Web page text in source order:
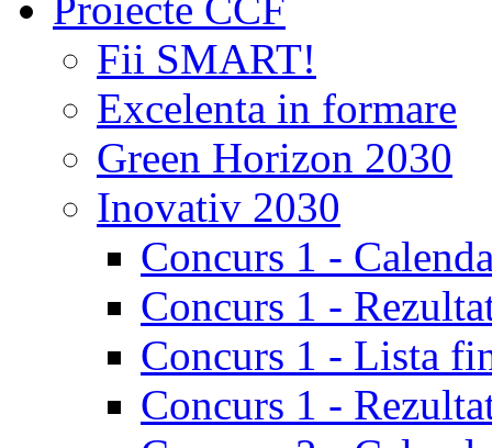
Proiecte CCF
Fii SMART!
Excelenta in formare
Green Horizon 2030
Inovativ 2030
Concurs 1 -
Concurs 1 -
Concurs 1 - Lista
Concurs 1 -